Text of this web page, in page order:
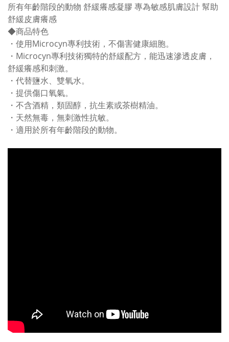
所有年齡階段的動物 舒緩癢感凝膠 專為敏感肌膚設計 幫助
舒緩皮膚癢感
◆商品特色
・使用Microcyn專利技術，不傷害健康細胞。
・Microcyn專利技術獨特的舒緩配方，能迅速滲透皮膚，
舒緩癢感和刺激。
・代替鹽水、雙氧水。
・提供傷口氧氣。
・不含酒精，類固醇，抗生素或茶樹精油。
・天然無毒，無刺激性抗敏。
・適用於所有年齡階段的動物。